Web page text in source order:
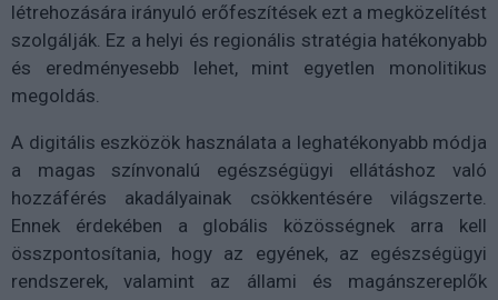
létrehozására irányuló erőfeszítések ezt a megközelítést
szolgálják. Ez a helyi és regionális stratégia hatékonyabb
és eredményesebb lehet, mint egyetlen monolitikus
megoldás.
A digitális eszközök használata a leghatékonyabb módja
a magas színvonalú egészségügyi ellátáshoz való
hozzáférés akadályainak csökkentésére világszerte.
Ennek érdekében a globális közösségnek arra kell
összpontosítania, hogy az egyének, az egészségügyi
rendszerek, valamint az állami és magánszereplők